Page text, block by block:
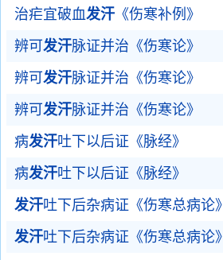
治疟宜破血发汗 《伤寒补例》
辨可 发汗脉证并治《伤寒论》
辨可 发汗脉证并治《伤寒论》
辨可 发汗脉证并治《伤寒论》
病发汗吐下以后证《脉经》
病发汗吐下以后证《脉经》
发汗吐下后杂病证《伤寒总病论》
发汗吐下后杂病证《伤寒总病论》